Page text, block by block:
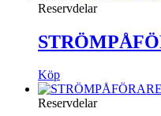
Reservdelar
Köp
Reservdelar